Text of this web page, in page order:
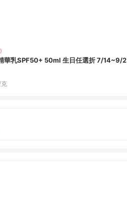
華乳SPF50+ 50ml 生日任選折 7/14~9/2